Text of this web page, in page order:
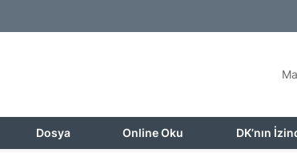
Dosya Online Oku DK’nın